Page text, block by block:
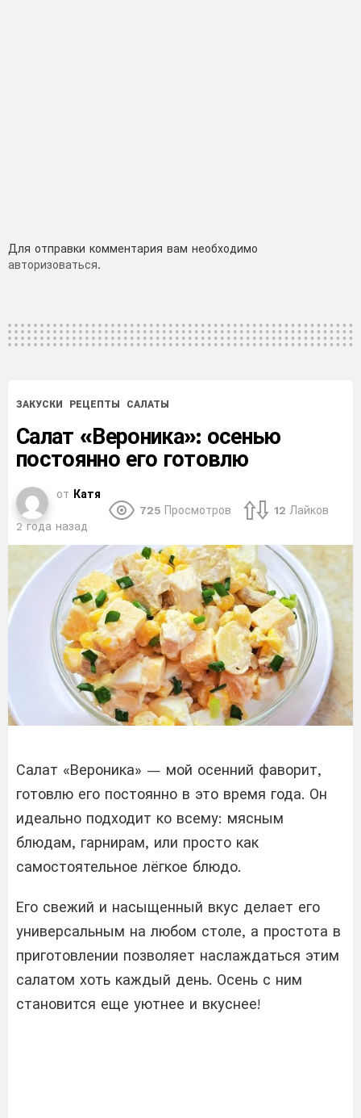
Добавить
комментарий
Для отправки комментария вам необходимо
авторизоваться.
ЗАКУСКИ РЕЦЕПТЫ САЛАТЫ
Салат «Вероника»: осенью
постоянно его готовлю
от Катя
2 года назад
725 Просмотров 12 Лайков
Салат «Вероника» — мой осенний фаворит,
готовлю его постоянно в это время года. Он
идеально подходит ко всему: мясным
блюдам, гарнирам, или просто как
самостоятельное лёгкое блюдо.
Его свежий и насыщенный вкус делает его
универсальным на любом столе, а простота в
приготовлении позволяет наслаждаться этим
салатом хоть каждый день. Осень с ним
становится еще уютнее и вкуснее!